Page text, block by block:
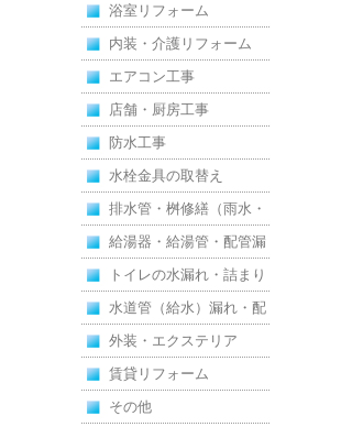
浴室リフォーム
内装・介護リフォーム
エアコン工事
店舗・厨房工事
防水工事
水栓金具の取替え
排水管・桝修繕（雨水・
汚水）
給湯器・給湯管・配管漏
れ
トイレの水漏れ・詰まり
水道管（給水）漏れ・配
管
外装・エクステリア
賃貸リフォーム
その他